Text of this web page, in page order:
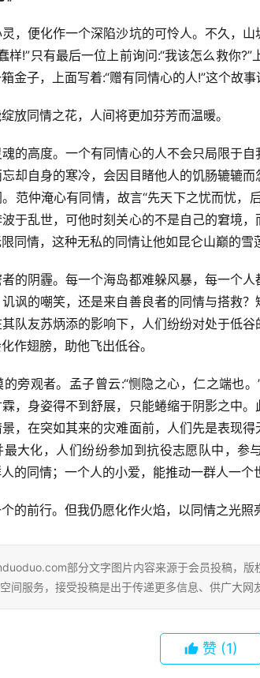
，便化作一个深陷沙坑的可怜人。不久，
样!”只有最后一位上前询问:“我该怎么救你
金子，上面写着:“赠有同情心的人!”这个故
放同情之花，人间将更加芬芳而温暖。
的高度。一个有同情心的人不会只局限于
却自身的寒冷，会因目睹他人的饥肠辘辘
范仲淹心有同情，故言“先天下之忧而忧，
于乱世，可他时刻关心的不是自己的窘境
同情，这种无私的同情让他如昆仑山巅的雪
的阴霾。每一个海岛都难躲风暴，每一个
讽的嘲笑，还是来自善良者的同情与搭救
队友苏炳添的影响下，人们纷纷对处于低
作翅膀，助他飞出低谷。
旁观者。孟子曾云:“恻隐之心，仁之端也
，身姿得不到舒展，只能蜷缩于阴影之中
，在突如其来的灾难面前，人们先是表现
大化，人们纷纷参加到抗役志愿队中，参
的同情；一个人的小爱，能推动一群人一个
的前行。但我仍愿化作火焰，以同情之光照
部分文字图片内容来源于会员投稿，
间服务，接受投稿是出于传递更多信息、供广大网
赞 (1)